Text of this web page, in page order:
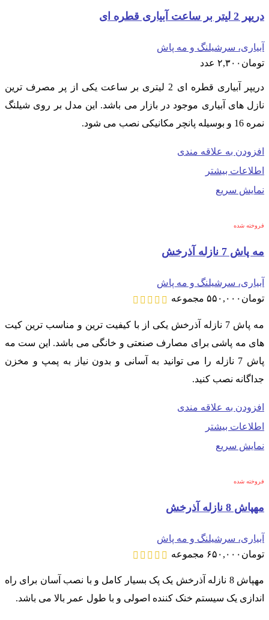
دریپر 2 لیتر بر ساعت آبیاری قطره ای
آبیاری، سرشیلنگ و مه پاش
تومان ۲,۳۰۰ عدد
دریپر آبیاری قطره ای 2 لیتری بر ساعت یکی از پر مصرف ترین
نازل های آبیاری موجود در بازار می باشد. این مدل بر روی شیلنگ
نمره 16 و بوسیله پانچر مکانیکی نصب می شود.
افزودن به علاقه مندی
اطلاعات بیشتر
نمایش سریع
فروخته شده
مه پاش 7 نازله آذرخش
آبیاری، سرشیلنگ و مه پاش
تومان ۵۵۰,۰۰۰ مجموعه
مه پاش 7 نازله آذرخش یکی از با کیفیت ترین و مناسب ترین کیت
های مه پاشی برای مصارف صنعتی و خانگی می باشد. این ست مه
پاش 7 نازله را می توانید به آسانی و بدون نیاز به پمپ و مخزن
جداگانه نصب کنید.
افزودن به علاقه مندی
اطلاعات بیشتر
نمایش سریع
فروخته شده
مهپاش 8 نازله آذرخش
آبیاری، سرشیلنگ و مه پاش
تومان ۶۵۰,۰۰۰ مجموعه
مهپاش 8 نازله آذرخش یک پک بسیار کامل و با نصب آسان برای راه
اندازی یک سیستم خنک کننده اصولی و با طول عمر بالا می باشد.